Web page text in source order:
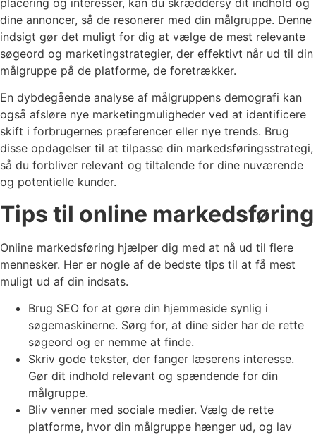
dine annoncer, så de resonerer med din målgruppe. Denne
indsigt gør det muligt for dig at vælge de mest relevante
søgeord og marketingstrategier, der effektivt når ud til din
målgruppe på de platforme, de foretrækker.
En dybdegående analyse af målgruppens demografi kan
også afsløre nye marketingmuligheder ved at identificere
skift i forbrugernes præferencer eller nye trends. Brug
disse opdagelser til at tilpasse din markedsføringsstrategi,
så du forbliver relevant og tiltalende for dine nuværende
og potentielle kunder.
Tips til online markedsføring
Online markedsføring hjælper dig med at nå ud til flere
mennesker. Her er nogle af de bedste tips til at få mest
muligt ud af din indsats.
Brug SEO for at gøre din hjemmeside synlig i
søgemaskinerne. Sørg for, at dine sider har de rette
søgeord og er nemme at finde.
Skriv gode tekster, der fanger læserens interesse.
Gør dit indhold relevant og spændende for din
målgruppe.
Bliv venner med sociale medier. Vælg de rette
platforme, hvor din målgruppe hænger ud, og lav